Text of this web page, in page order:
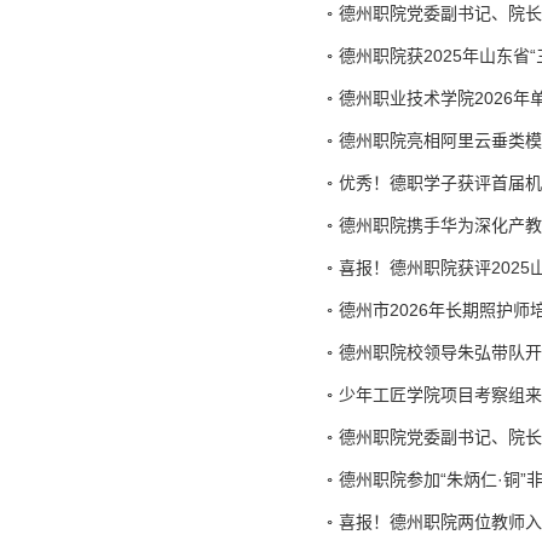
德州职院党委副书记、院
德州职院获2025年山东省
德州职业技术学院2026年
德州职院亮相阿里云垂类
优秀！德职学子获评首届
德州职院携手华为深化产
喜报！德州职院获评2025
德州市2026年长期照护师
德州职院校领导朱弘带队
少年工匠学院项目考察组
德州职院党委副书记、院
德州职院参加“朱炳仁·铜”
喜报！德州职院两位教师